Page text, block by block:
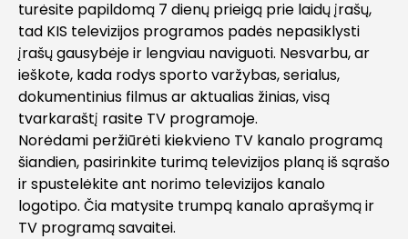
turėsite papildomą 7 dienų prieigą prie laidų įrašų,
tad KIS televizijos programos padės nepasiklysti
įrašų gausybėje ir lengviau naviguoti. Nesvarbu, ar
ieškote, kada rodys sporto varžybas, serialus,
dokumentinius filmus ar aktualias žinias, visą
tvarkaraštį rasite TV programoje.
Norėdami peržiūrėti kiekvieno TV kanalo programą
šiandien, pasirinkite turimą televizijos planą iš sąrašo
ir spustelėkite ant norimo televizijos kanalo
logotipo. Čia matysite trumpą kanalo aprašymą ir
TV programą savaitei.